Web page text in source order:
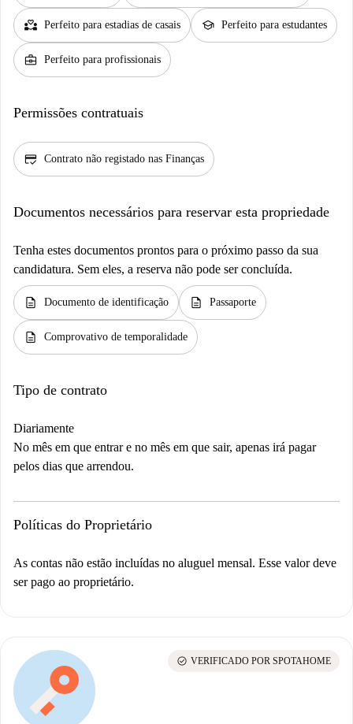
partner_heart Perfeito para estadias de casais school Perfeito para estudantes
business_center Perfeito para profissionais
Permissões contratuais
credit_score Contrato não registado nas Finanças
Documentos necessários para reservar esta propriedade
Tenha estes documentos prontos para o próximo passo da sua
candidatura. Sem eles, a reserva não pode ser concluída.
description Documento de identificação description Passaporte
description Comprovativo de temporalidade
Tipo de contrato
Diariamente
No mês em que entrar e no mês em que sair, apenas irá pagar
pelos dias que arrendou.
Políticas do Proprietário
As contas não estão incluídas no aluguel mensal. Esse valor deve
ser pago ao proprietário.
check_circle VERIFICADO POR SPOTAHOME